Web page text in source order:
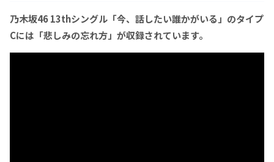
乃木坂46 13thシングル「今、話したい誰かがいる」のタイプ
Cには「悲しみの忘れ方」が収録されています。